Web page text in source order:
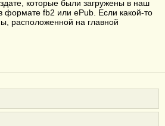
которые были загружены в наш
формате fb2 или ePub. Если какой-то
расположенной на главной